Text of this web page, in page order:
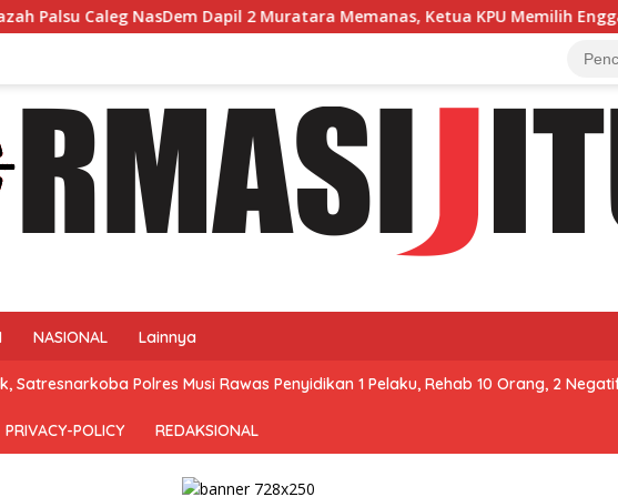
2 Muratara Memanas, Ketua KPU Memilih Enggan Bersuara
NASIONAL Lainnya
Satresnarkoba Polres Musi Rawas Penyidikan 1 Pelaku, Rehab 10 Orang, 2
PRIVACY-POLICY REDAKSIONAL